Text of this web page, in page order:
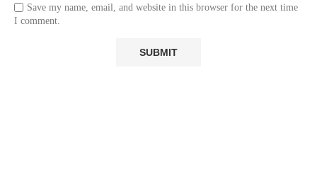
Save my name, email, and website in this browser for the next time
I comment.